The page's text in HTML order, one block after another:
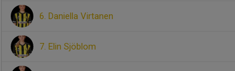
6. Daniella Virtanen
7. Elin Sjöblom